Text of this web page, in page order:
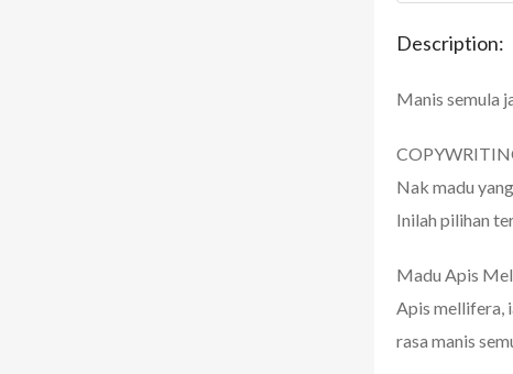
Description:
Manis semula
Nak madu
Inilah pilihan
Madu Apis
Apis mellifera,
rasa manis